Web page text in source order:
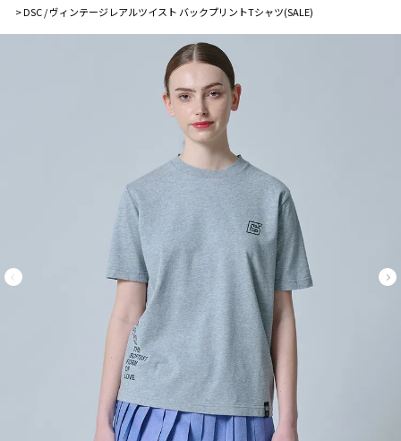
DSC / ヴィンテージレアルツイスト バックプリントTシャツ(SALE)